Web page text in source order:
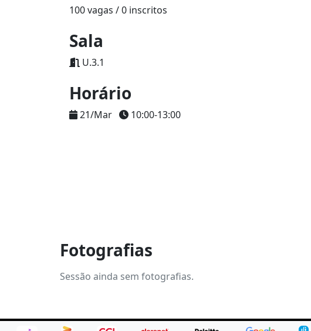
100 vagas / 0 inscritos
Sala
U.3.1
Horário
21/Mar 10:00-13:00
Fotografias
Sessão ainda sem fotografias.